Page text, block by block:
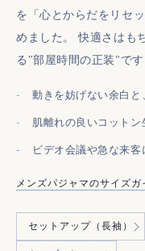
を「心とからだをリセ
めました。 快適さはも
る"部屋時間の正装"です
動きを妨げない余白
肌離れの良いコットン
ビデオ会議や急な来
メンズパジャマのサイズガ
カテゴリー一覧
セットアップ（長袖）